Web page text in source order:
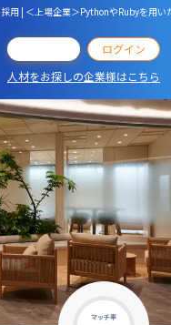
用 | ＜上場企業＞PythonやRubyを用
ログイン
人材をお探しの企業様はこちら
マッチ率